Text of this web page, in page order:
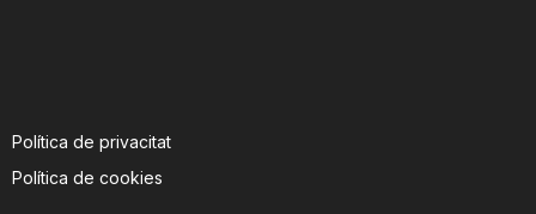
Política de privacitat
Política de cookies